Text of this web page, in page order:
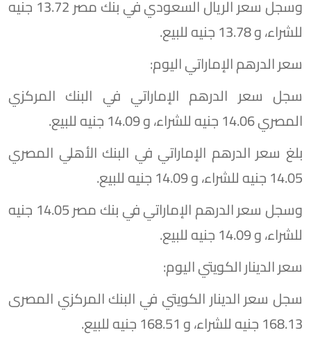
وسجل سعر الريال السعودي في بنك مصر 13.72 جنيه
للشراء، و 13.78 جنيه للبيع.
سعر الدرهم الإماراتي اليوم:
سجل سعر الدرهم الإماراتي في البنك المركزي
المصري 14.06 جنيه للشراء، و 14.09 جنيه للبيع.
بلغ سعر الدرهم الإماراتي في البنك الأهلي المصري
14.05 جنيه للشراء، و 14.09 جنيه للبيع.
وسجل سعر الدرهم الإماراتي في بنك مصر 14.05 جنيه
للشراء، و 14.09 جنيه للبيع.
سعر الدينار الكويتي اليوم:
سجل سعر الدينار الكويتي في البنك المركزي المصرى
168.13 جنيه للشراء، و 168.51 جنيه للبيع.